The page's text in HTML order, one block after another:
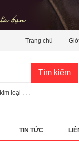
Trang chủ
Tìm kiếm
loại . . .
TIN TỨC